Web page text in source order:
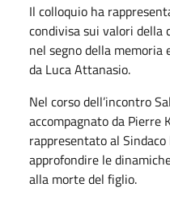
Il colloquio ha
condivisa sui valori della
nel segno della memoria
da Luca Attanasio.
Nel corso dell’incontro
accompagnato da Pierre
rappresentato al
approfondire le
alla morte del figlio.